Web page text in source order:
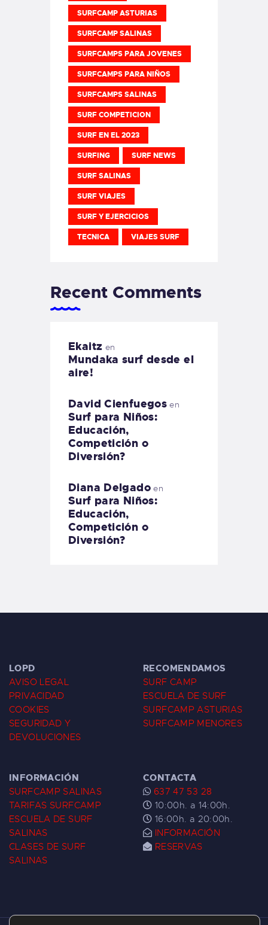
SURFCAMP ASTURIAS
SURFCAMP SALINAS
SURFCAMPS PARA JOVENES
SURFCAMPS PARA NIÑOS
SURFCAMPS SALINAS
SURF COMPETICION
SURF EN EL 2023
SURFING SURF NEWS
SURF SALINAS
SURF VIAJES
SURF Y EJERCICIOS
TECNICA VIAJES SURF
Recent Comments
Ekaitz en
Mundaka surf desde el
aire!
David Cienfuegos en
Surf para Niños:
Educación,
Competición o
Diversión?
Diana Delgadoen
Surf para Niños:
Educación,
Competición o
Diversión?
LOPD
AVISO LEGAL
PRIVACIDAD
COOKIES
SEGURIDAD Y
DEVOLUCIONES
RECOMENDAMOS
SURF CAMP
ESCUELA DE SURF
SURFCAMP ASTURIAS
SURFCAMP MENORES
INFORMACIÓN
SURFCAMP SALINAS
TARIFAS SURFCAMP
ESCUELA DE SURF
SALINAS
CLASES DE SURF
SALINAS
CONTACTA
637 47 53 28
10:00h. a 14:00h.
16:00h. a 20:00h.
INFORMACIÓN
RESERVAS